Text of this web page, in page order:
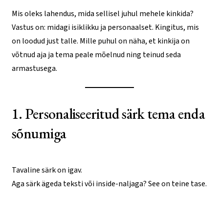
Mis oleks lahendus, mida sellisel juhul mehele kinkida?
Vastus on: midagi isiklikku ja personaalset. Kingitus, mis
on loodud just talle. Mille puhul on näha, et kinkija on
võtnud aja ja tema peale mõelnud ning teinud seda
armastusega.
1. Personaliseeritud särk tema enda
sõnumiga
Tavaline särk on igav.
Aga särk ägeda teksti või inside-naljaga? See on teine tase.